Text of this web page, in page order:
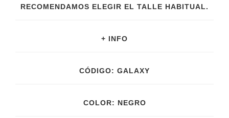
RECOMENDAMOS ELEGIR EL TALLE HABITUAL.
+ INFO
CÓDIGO: GALAXY
COLOR: NEGRO